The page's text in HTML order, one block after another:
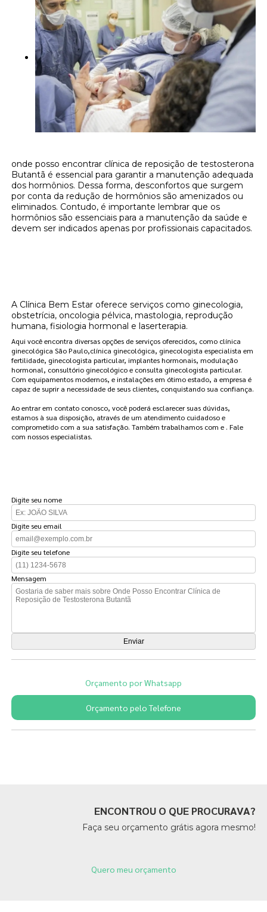
onde posso encontrar clínica de reposição de testosterona
Butantã é essencial para garantir a manutenção adequada
dos hormônios. Dessa forma, desconfortos que surgem
por conta da redução de hormônios são amenizados ou
eliminados. Contudo, é importante lembrar que os
hormônios são essenciais para a manutenção da saúde e
devem ser indicados apenas por profissionais capacitados.
A Clínica Bem Estar oferece serviços como ginecologia,
obstetrícia, oncologia pélvica, mastologia, reprodução
humana, fisiologia hormonal e laserterapia.
Aqui você encontra diversas opções de serviços oferecidos, como clínica
ginecológica São Paulo,clínica ginecológica, ginecologista especialista em
fertilidade, ginecologista particular, implantes hormonais, modulação
hormonal, consultório ginecológico e consulta ginecologista particular.
Com equipamentos modernos, e instalações em ótimo estado, a empresa é
capaz de suprir a necessidade de seus clientes, conquistando sua confiança.
Ao entrar em contato conosco, você poderá esclarecer suas dúvidas,
estamos à sua disposição, através de um atendimento cuidadoso e
comprometido com a sua satisfação. Também trabalhamos com e . Fale
com nossos especialistas.
Digite seu nome
Digite seu email
Digite seu telefone
Mensagem
Orçamento por Whatsapp
Orçamento pelo Telefone
ENCONTROU O QUE PROCURAVA?
Faça seu orçamento grátis agora mesmo!
Quero meu orçamento